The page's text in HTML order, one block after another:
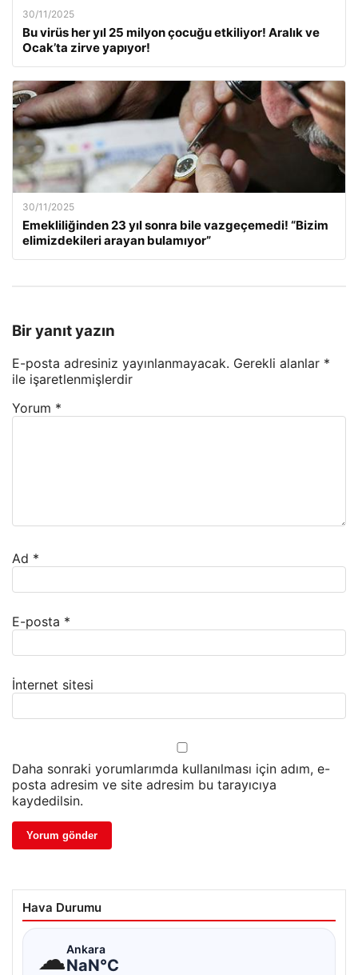
30/11/2025
Bu virüs her yıl 25 milyon çocuğu etkiliyor! Aralık ve
Ocak’ta zirve yapıyor!
30/11/2025
Emekliliğinden 23 yıl sonra bile vazgeçemedi! “Bizim
elimizdekileri arayan bulamıyor”
Bir yanıt yazın
E-posta adresiniz yayınlanmayacak. Gerekli alanlar *
ile işaretlenmişlerdir
Yorum *
Ad *
E-posta *
İnternet sitesi
Daha sonraki yorumlarımda kullanılması için adım, e-
posta adresim ve site adresim bu tarayıcıya
kaydedilsin.
Hava Durumu
☁Ankara
NaN°C